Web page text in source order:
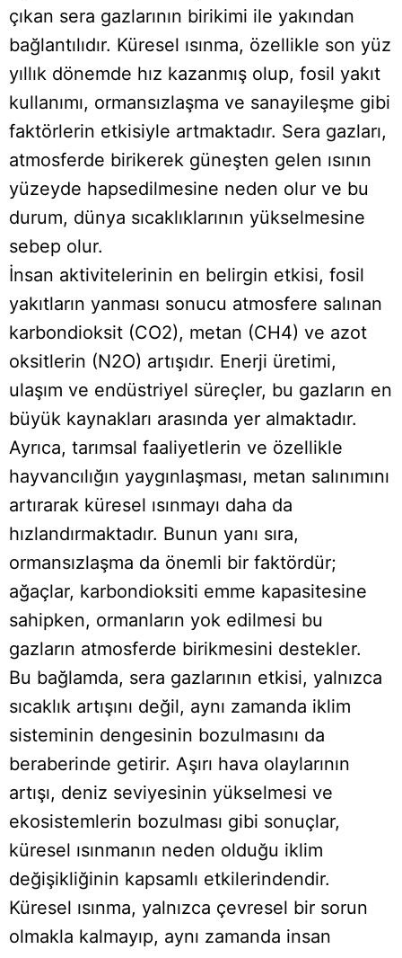
çıkan sera gazlarının birikimi ile yakından
bağlantılıdır. Küresel ısınma, özellikle son yüz
yıllık dönemde hız kazanmış olup, fosil yakıt
kullanımı, ormansızlaşma ve sanayileşme gibi
faktörlerin etkisiyle artmaktadır. Sera gazları,
atmosferde birikerek güneşten gelen ısının
yüzeyde hapsedilmesine neden olur ve bu
durum, dünya sıcaklıklarının yükselmesine
sebep olur.
İnsan aktivitelerinin en belirgin etkisi, fosil
yakıtların yanması sonucu atmosfere salınan
karbondioksit (CO2), metan (CH4) ve azot
oksitlerin (N2O) artışıdır. Enerji üretimi,
ulaşım ve endüstriyel süreçler, bu gazların en
büyük kaynakları arasında yer almaktadır.
Ayrıca, tarımsal faaliyetlerin ve özellikle
hayvancılığın yaygınlaşması, metan salınımını
artırarak küresel ısınmayı daha da
hızlandırmaktadır. Bunun yanı sıra,
ormansızlaşma da önemli bir faktördür;
ağaçlar, karbondioksiti emme kapasitesine
sahipken, ormanların yok edilmesi bu
gazların atmosferde birikmesini destekler.
Bu bağlamda, sera gazlarının etkisi, yalnızca
sıcaklık artışını değil, aynı zamanda iklim
sisteminin dengesinin bozulmasını da
beraberinde getirir. Aşırı hava olaylarının
artışı, deniz seviyesinin yükselmesi ve
ekosistemlerin bozulması gibi sonuçlar,
küresel ısınmanın neden olduğu iklim
değişikliğinin kapsamlı etkilerindendir.
Küresel ısınma, yalnızca çevresel bir sorun
olmakla kalmayıp, aynı zamanda insan